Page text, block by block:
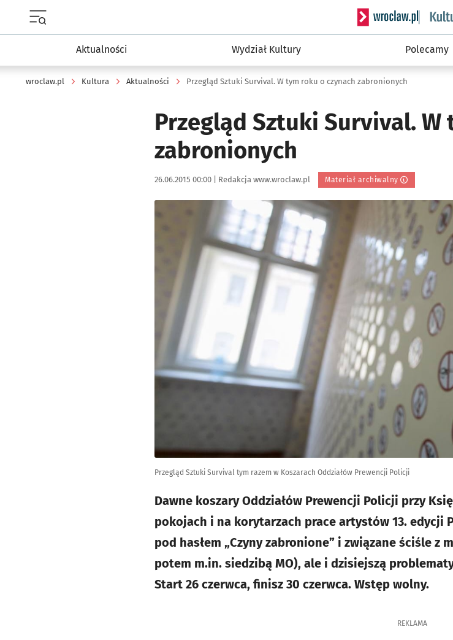
Serwis informacyjny
Aktualności Wydział Kultury Polecamy
wroclaw.pl Kultura Aktualności Przegląd Sztuki Survival. W tym roku o czynach zabronionych
Przegląd Sztuki Survival. W
zabronionych
Data publikacji:
26.06.2015 00:00 | Autor:
Redakcja www.wroclaw.pl Materiał archiwalny
Kliknij, aby powiększyć
Przegląd Sztuki Survival tym razem w Koszarach Oddziałów Prewencji Policji
Dawne koszary Oddziałów Prewencji Policji przy
pokojach i na korytarzach prace artystów 13. edycji
pod hasłem „Czyny zabronione” i związane ściśle z
potem m.in. siedzibą MO), ale i dzisiejszą
Start 26 czerwca, finisz 30 czerwca. Wstęp wolny.
REKLAMA